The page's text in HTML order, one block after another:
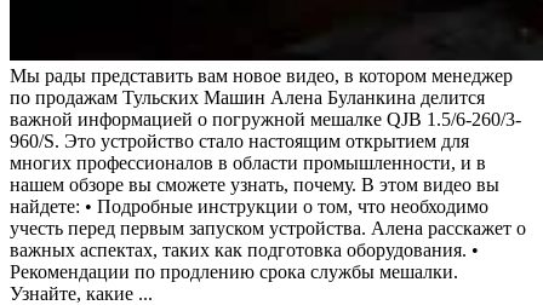
Мы рады представить вам новое видео, в котором менеджер
по продажам Тульских Машин Алена Буланкина делится
важной информацией о погружной мешалке QJB 1.5/6-260/3-
960/S. Это устройство стало настоящим открытием для
многих профессионалов в области промышленности, и в
нашем обзоре вы сможете узнать, почему. В этом видео вы
найдете: • Подробные инструкции о том, что необходимо
учесть перед первым запуском устройства. Алена расскажет о
важных аспектах, таких как подготовка оборудования. •
Рекомендации по продлению срока службы мешалки.
Узнайте, какие ...